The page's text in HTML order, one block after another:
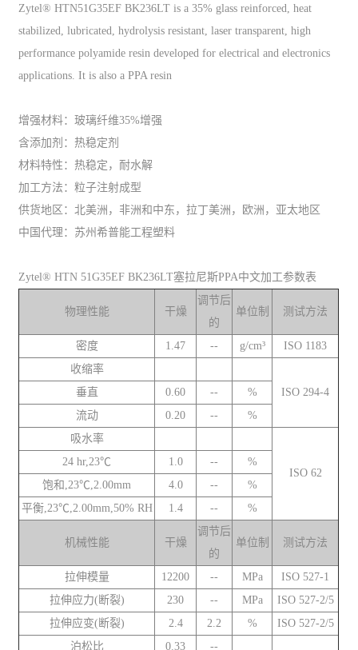
Zytel® HTN51G35EF BK236LT is a 35% glass reinforced, heat
stabilized, lubricated, hydrolysis resistant, laser transparent, high
performance polyamide resin developed for electrical and electronics
applications. It is also a PPA resin
增强材料：玻璃纤维35%增强
含添加剂：热稳定剂
材料特性：热稳定，耐水解
加工方法：粒子注射成型
供货地区：北美洲，非洲和中东，拉丁美洲，欧洲，亚太地区
中国代理：苏州希普能工程塑料
Zytel® HTN 51G35EF BK236LT塞拉尼斯PPA中文加工参数表
物理性能 干燥
调节后
的
单位制 测试方法
密度 1.47 -- g/cm³
ISO 1183
收缩率
ISO 294-4
垂直 0.60 --
%
流动
0.20 --
%
吸水率
ISO 62
24 hr,23℃ 1.0 --
%
饱和,23℃,2.00mm
4.0 --
%
平衡,23℃,2.00mm,50% RH
1.4 -- %
机械性能 干燥
调节后
的
单位制 测试方法
拉伸模量 12200 -- MPa
ISO 527-1
拉伸应力(断裂)
230 -- MPa
ISO 527-2/5
拉伸应变(断裂)
2.4 2.2 %
ISO 527-2/5
泊松比
0.33 --